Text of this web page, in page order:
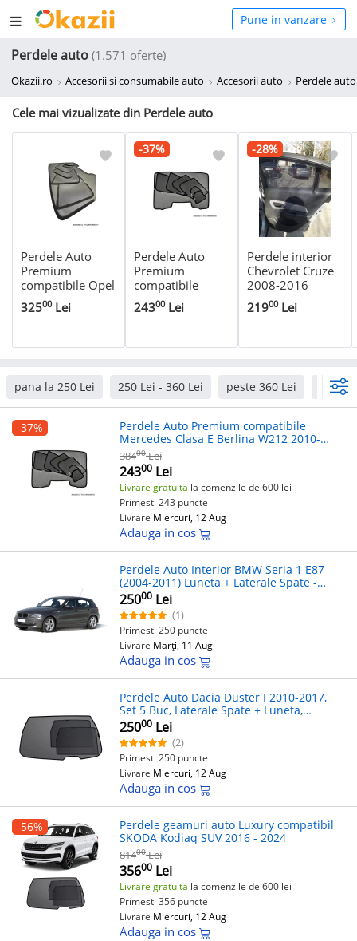
Deschide
meniul
Pune in vanzare
Perdele auto (1.571 oferte)
Okazii.ro Accesorii si consumabile auto Accesorii auto Perdele auto
Cele mai vizualizate din Perdele auto
Perdele Auto
Premium
compatibile Opel
Zafira 1999-
2005 Cod:
32500Lei
-37%
Perdele Auto
Premium
compatibile
Mercedes Clasa E
Berlina W212
24300Lei
-28%
Perdele interior
Chevrolet Cruze
2008-2016
sedan
21900Lei
pana la 250 Lei 250 Lei - 360 Lei peste 360 Lei Oem
-37%
Perdele Auto Premium compatibile
Mercedes Clasa E Berlina W212 2010-
2016
38400 Lei
24300 Lei
Livrare gratuita la comenzile de 600 lei
Primesti 243 puncte
Livrare Miercuri, 12 Aug
Adauga in cos
Perdele Auto Interior BMW Seria 1 E87
(2004-2011) Luneta + Laterale Spate -
OEM, Montaj Geam
25000 Lei
(1)
Primesti 250 puncte
Livrare Marți, 11 Aug
Adauga in cos
Perdele Auto Dacia Duster I 2010-2017,
Set 5 Buc, Laterale Spate + Luneta,
Interior, Accesorii OEM
25000 Lei
(2)
Primesti 250 puncte
Livrare Miercuri, 12 Aug
Adauga in cos
-56%
Perdele geamuri auto Luxury compatibil
SKODA Kodiaq SUV 2016 - 2024
81400 Lei
35600 Lei
Livrare gratuita la comenzile de 600 lei
Primesti 356 puncte
Livrare Miercuri, 12 Aug
Adauga in cos